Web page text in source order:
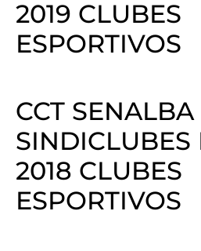
Eventos
Destaques
2019 CLUBES
ESPORTIVOS
CCT SENALBA
SINDICLUBES
2018 CLUBES
ESPORTIVOS